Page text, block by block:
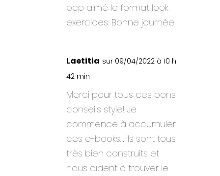
bcp aimé le format look
exercices. Bonne journée
Laetitia sur 09/04/2022 à 10 h
42 min
Merci pour tous ces bons
conseils style! Je
commence à accumuler
ces e-books… ils sont tous
très bien construits et
nous aident à trouver le